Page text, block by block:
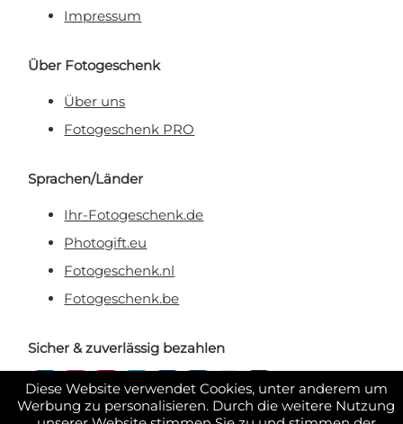
Diese Website verwendet Cookies, unter anderem um
Werbung zu personalisieren. Durch die weitere Nutzung
Impressum
Über Fotogeschenk
Über uns
Fotogeschenk PRO
Sprachen/Länder
Ihr-Fotogeschenk.de
Photogift.eu
Fotogeschenk.nl
Fotogeschenk.be
Sicher & zuverlässig bezahlen